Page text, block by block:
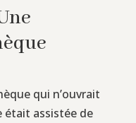
qui n’ouvrait
était assistée de